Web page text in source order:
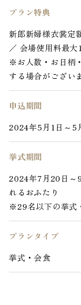
プラン特典
新郎新婦様衣裳定
／ 会場使用料最大
※お人数・お日柄
する場合がござい
申込期間
2024年5月1日～5
挙式期間
2024年7月20日～
れるおふたり
※29名以下の挙式
プランタイプ
挙式・会食